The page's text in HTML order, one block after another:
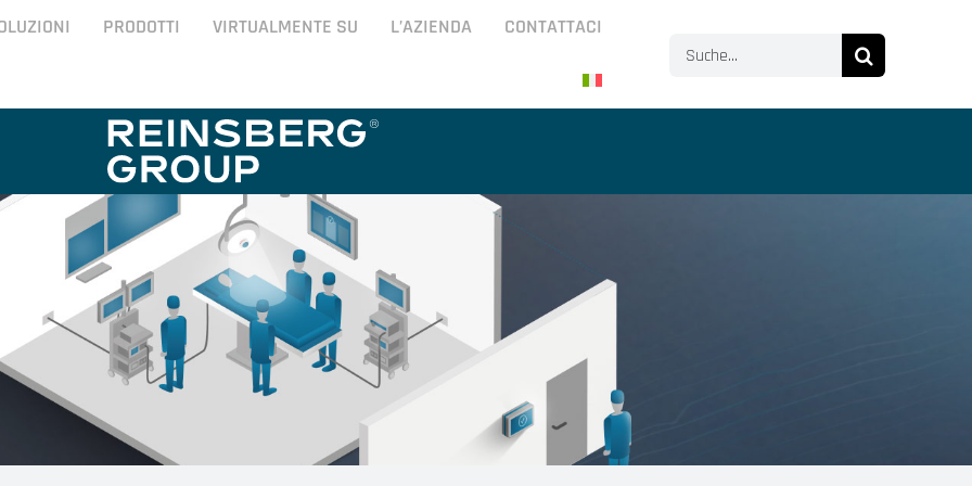
PRODOTTI VIRTUALMENTE SU L’AZIENDA
CONTATTACI
Search